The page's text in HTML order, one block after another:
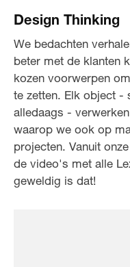
Design Thinking
We bedachten
beter met de klanten
kozen voorwerpen
te zetten. Elk object -
alledaags -
waarop we ook op
projecten. Vanuit
de video's met alle
geweldig is dat!